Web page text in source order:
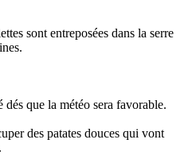
sont entreposées dans la serre
dés que la météo sera favorable.
des patates douces qui vont